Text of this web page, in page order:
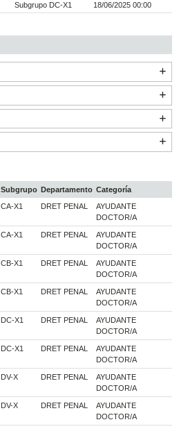
Subgrupo DC-X1 18/06/2025 00:00
Subgrupo Departamento Categoría
CA-X1 DRET PENAL
AYUDANTE
DOCTOR/A
CA-X1 DRET PENAL
AYUDANTE
DOCTOR/A
CB-X1 DRET PENAL
AYUDANTE
DOCTOR/A
CB-X1 DRET PENAL
AYUDANTE
DOCTOR/A
DC-X1 DRET PENAL
AYUDANTE
DOCTOR/A
DC-X1 DRET PENAL
AYUDANTE
DOCTOR/A
DV-X DRET PENAL
AYUDANTE
DOCTOR/A
DV-X DRET PENAL
AYUDANTE
DOCTOR/A